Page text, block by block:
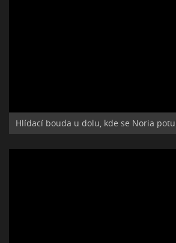
Hlídací bouda u dolu, kde se Noria